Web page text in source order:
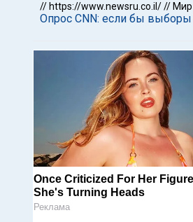
// https://www.newsru.co.il/// Мир
Опрос CNN: если бы
Once Criticized For Her
She's Turning Heads
Реклама